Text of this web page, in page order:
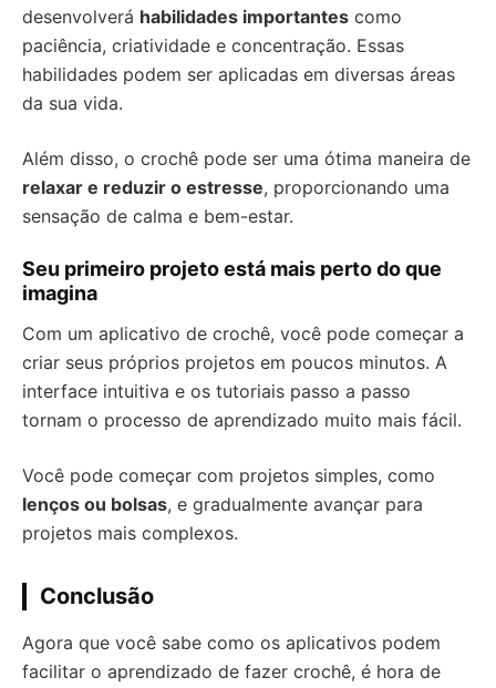
desenvolverá habilidades importantes como
paciência, criatividade e concentração. Essas
habilidades podem ser aplicadas em diversas áreas
da sua vida.
Além disso, o crochê pode ser uma ótima maneira de
relaxar e reduzir o estresse, proporcionando uma
sensação de calma e bem-estar.
Seu primeiro projeto está mais perto do que
imagina
Com um aplicativo de crochê, você pode começar a
criar seus próprios projetos em poucos minutos. A
interface intuitiva e os tutoriais passo a passo
tornam o processo de aprendizado muito mais fácil.
Você pode começar com projetos simples, como
lenços ou bolsas, e gradualmente avançar para
projetos mais complexos.
Conclusão
Agora que você sabe como os aplicativos podem
facilitar o aprendizado de fazer crochê, é hora de